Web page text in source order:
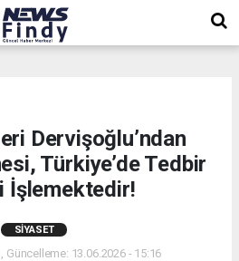
Dervişoğlu’ndan
Türkiye’de Tedbir
İşlemektedir!
SIYASET
Güncelleme: 13.06.2026 - 15:16